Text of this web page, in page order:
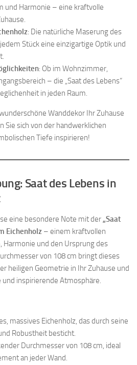
und Harmonie – eine kraftvolle
: Die natürliche Maserung des
Stück eine einzigartige Optik und
: Ob im Wohnzimmer,
– die „Saat des Lebens“
in jeden Raum.
Wanddekor Ihr Zuhause
Sie sich von der handwerklichen
Tiefe inspirieren!
Saat des Lebens in
eine besondere Note mit der„Saat
Eichenholz – einem kraftvollen
Harmonie und den Ursprung des
von 108 cm bringt dieses
heiligen Geometrie in Ihr Zuhause und
inspirierende Atmosphäre.
massives Eichenholz, das durch seine
Robustheit besticht.
Durchmesser von 108 cm, ideal
an jeder Wand.